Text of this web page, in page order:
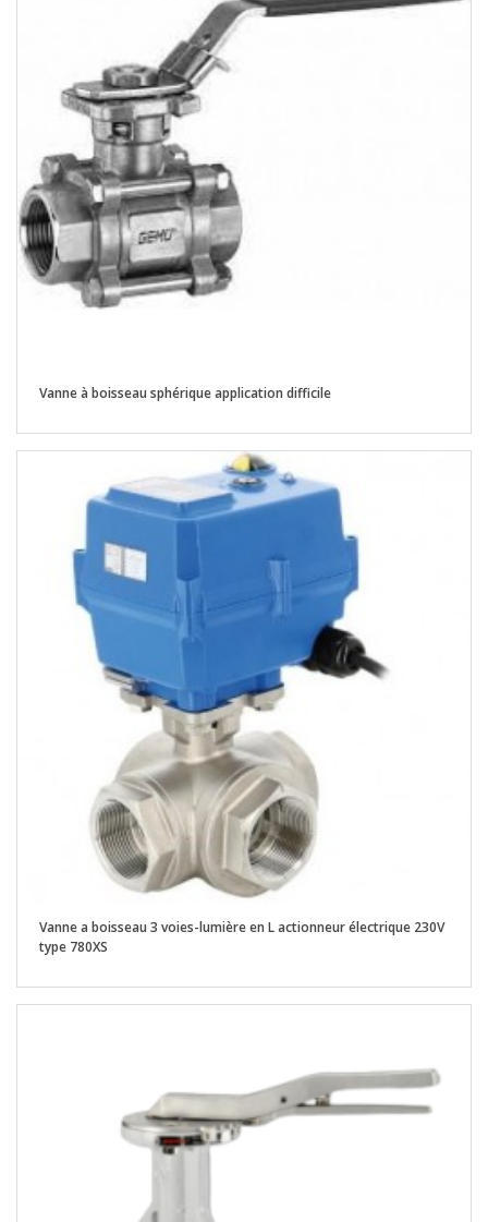
Vanne à boisseau sphérique application difficile
Vanne a boisseau 3 voies-lumière en L actionneur électrique 230V
type 780XS